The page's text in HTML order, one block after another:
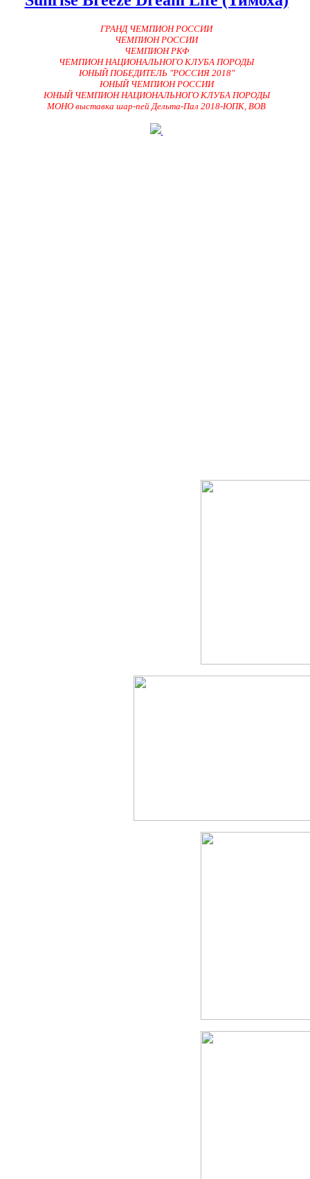
ГРАНД ЧЕМПИОН РОССИИ
ЧЕМПИОН РОССИИ
ЧЕМПИОН РКФ
ЧЕМПИОН НАЦИОНАЛЬНОГО КЛУБА ПОРОДЫ
ЮНЫЙ ПОБЕДИТЕЛЬ "РОССИЯ 2018"
ЮНЫЙ ЧЕМПИОН РОССИИ
ЮНЫЙ ЧЕМПИОН НАЦИОНАЛЬНОГО КЛУБА ПОРОДЫ
МОНО выставка шар-пей Дельта-Пал 2018-ЮПК, BOB